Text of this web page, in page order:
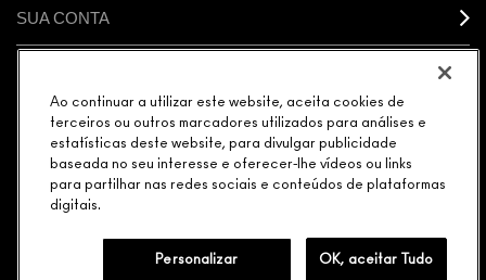
SUA CONTA
GERENCIAR COOKIES DO SITE
© MAKE-UP ART COSMETICS. TODOS OS DIREITOS MUNDIAIS
RESERVADOS.
Ao continuar a utilizar este website, aceita cookies de
terceiros ou outros marcadores utilizados para análises e
estatísticas deste website, para divulgar publicidade
baseada no seu interesse e oferecer-lhe vídeos ou links
para partilhar nas redes sociais e conteúdos de plataformas
digitais.
Personalizar OK, aceitar Tudo